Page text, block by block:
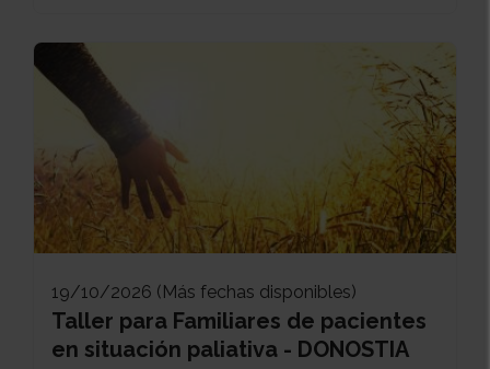
19/10/2026 (Más fechas disponibles)
Taller para Familiares de pacientes
en situación paliativa - DONOSTIA